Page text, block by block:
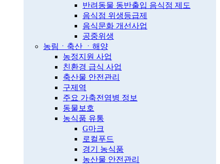
반려동물 동반출입 음식점 제도
음식점 위생등급제
음식문화 개선사업
공중위생
농림ㆍ축산 ㆍ해양
농정지원 사업
친환경 급식 사업
축산물 안전관리
구제역
주요 가축전염병 정보
동물보호
농식품 유통
G마크
로컬푸드
경기 농식품
농산물 안전관리